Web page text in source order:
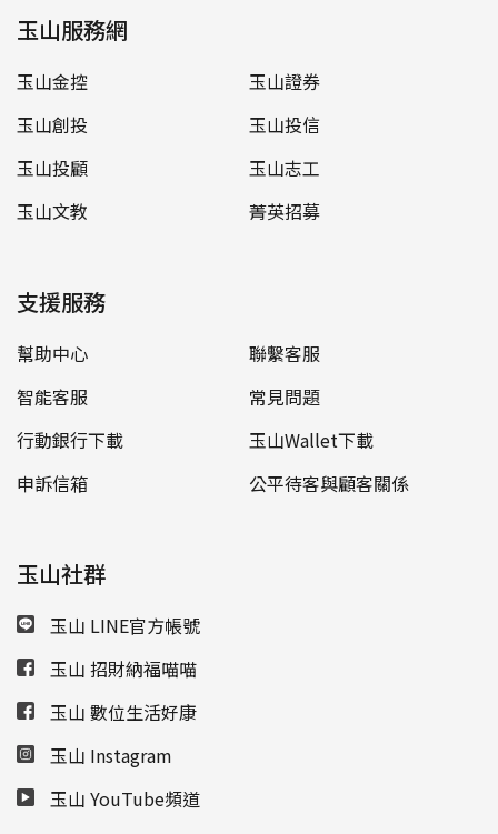
玉山服務網
玉山金控
玉山證券
玉山創投
玉山投信
玉山投顧
玉山志工
玉山文教
菁英招募
支援服務
幫助中心
聯繫客服
智能客服
常見問題
行動銀行下載
玉山Wallet下載
申訴信箱
公平待客與顧客關係
玉山社群
玉山 LINE官方帳號
玉山 招財納福喵喵
玉山 數位生活好康
玉山 Instagram
玉山 YouTube頻道